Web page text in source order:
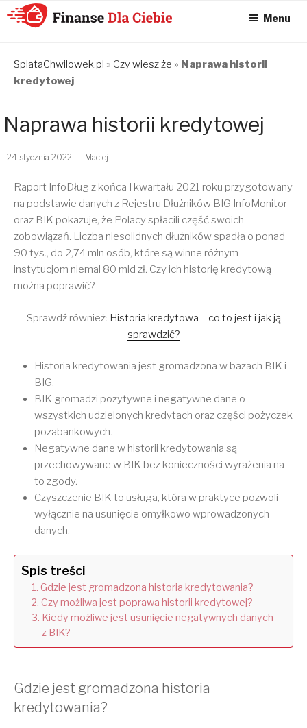
CHWILÓWEK
ONLINE – FINANSE
SPŁATA
KONSOLIDACJA
CHWILÓWEK
Menu
SplataChwilowek.pl » Czy wiesz że » Naprawa historii
kredytowej
Naprawa historii kredytowej
24 stycznia 2022 — Maciej
Raport InfoDług z końca I kwartału 2021 roku przygotowany
na podstawie danych z Rejestru Dłużników BIG InfoMonitor
oraz BIK pokazuje, że Polacy spłacili część swoich
zobowiązań. Liczba niesolidnych dłużników spadła o ponad
90 tys., do 2,74 mln osób, które są winne różnym
instytucjom niemal 80 mld zł. Czy ich historię kredytową
można poprawić?
Sprawdź również: Historia kredytowa – co to jest i jak ją
sprawdzić?
Historia kredytowania jest gromadzona w bazach BIK i
BIG.
BIK gromadzi pozytywne i negatywne dane o
wszystkich udzielonych kredytach oraz części pożyczek
pozabankowych.
Negatywne dane w historii kredytowania są
przechowywane w BIK bez konieczności wyrażenia na
to zgody.
Czyszczenie BIK to usługa, która w praktyce pozwoli
wyłącznie na usunięcie omyłkowo wprowadzonych
danych.
Spis treści
Gdzie jest gromadzona historia kredytowania?
Czy możliwa jest poprawa historii kredytowej?
Kiedy możliwe jest usunięcie negatywnych danych
z BIK?
Gdzie jest gromadzona historia
kredytowania?